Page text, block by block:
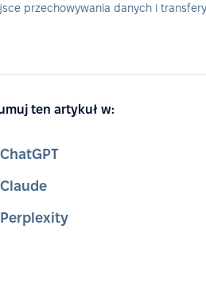
przechowywania danych i transfery
ten artykuł w:
ChatGPT
Claude
Perplexity